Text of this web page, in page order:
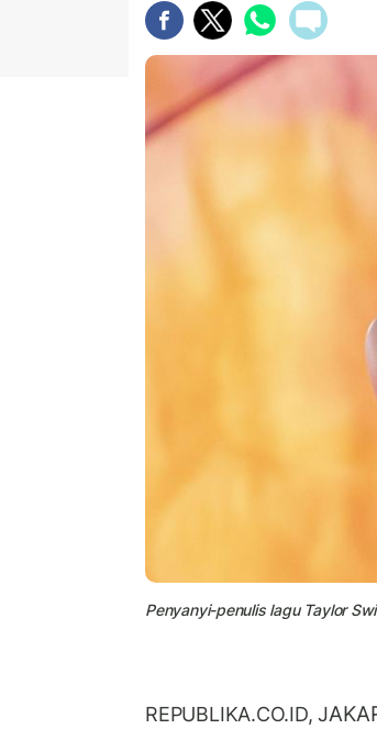
Penyanyi-penulis lagu Taylor
REPUBLIKA.CO.ID, J